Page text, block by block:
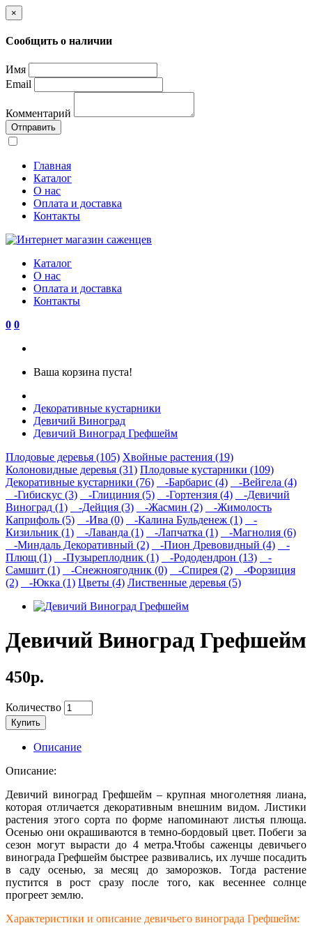
×
Сообщить о наличии
Имя
Email
Комментарий
Отправить
Главная
Каталог
О нас
Оплата и доставка
Контакты
Каталог
О нас
Оплата и доставка
Контакты
0 0
Ваша корзина пуста!
Декоративные кустарники
Девичий Виноград
Девичий Виноград Грефшейм
Плодовые деревья (105) Хвойные растения (19)
Колоновидные деревья (31) Плодовые кустарники (109)
Декоративные кустарники (76)
-Барбарис (4)
-Вейгела (4)
-Гибискус (3)
-Глициния (5) -Гортензия (4)
-Девичий
Виноград (1)
-Дейция (3) -Жасмин (2)
-Жимолость
Каприфоль (5)
-Ива (0) -Калина Бульденеж (1)
-
Кизильник (1)
-Лаванда (1) -Лапчатка (1)
-Магнолия (6)
-Миндаль Декоративный (2)
-Пион Древовидный (4)
-
Плющ (1)
-Пузыреплодник (1) -Рододендрон (13)
-
Самшит (1)
-Снежноягодник (0) -Спирея (2)
-Форзиция
(2)
-Юкка (1) Цветы (4) Лиственные деревья (5)
Девичий Виноград Грефшейм
450р.
Количество
Купить
Описание
Описание:
Девичий виноград Грефшейм – крупная многолетняя лиана,
которая отличается декоративным внешним видом. Листики
растения этого сорта по форме напоминают листья плюща.
Осенью они окрашиваются в темно-бордовый цвет. Побеги за
сезон могут вырасти до 4 метра.Чтобы саженцы девичьего
винограда Грефшейм быстрее развивались, их лучше посадить
в саду осенью, за месяц до заморозков. Тогда растение
пустится в рост сразу после того, как весеннее солнце
прогреет землю.
Характеристики и описание девичьего винограда Грефшейм: